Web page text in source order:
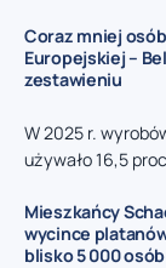
Coraz mniej
Europejskiej –
zestawieniu
W 2025 r.
używało 16,5
Mieszkańcy
wycince
blisko 5 000 osób